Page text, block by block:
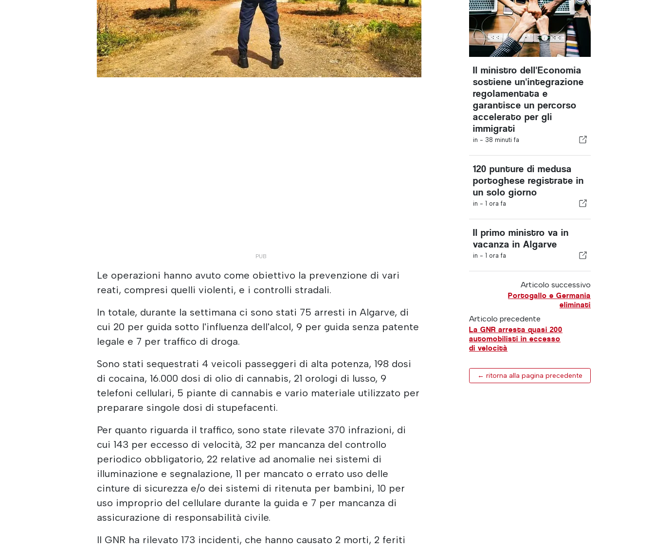
Le operazioni hanno avuto come obiettivo la prevenzione di vari
reati, compresi quelli violenti, e i controlli stradali.
In totale, durante la settimana ci sono stati 75 arresti in Algarve, di
cui 20 per guida sotto l'influenza dell'alcol, 9 per guida senza patente
legale e 7 per traffico di droga.
Sono stati sequestrati 4 veicoli passeggeri di alta potenza, 198 dosi
di cocaina, 16.000 dosi di olio di cannabis, 21 orologi di lusso, 9
telefoni cellulari, 5 piante di cannabis e vario materiale utilizzato per
preparare singole dosi di stupefacenti.
Per quanto riguarda il traffico, sono state rilevate 370 infrazioni, di
cui 143 per eccesso di velocità, 32 per mancanza del controllo
periodico obbligatorio, 22 relative ad anomalie nei sistemi di
illuminazione e segnalazione, 11 per mancato o errato uso delle
cinture di sicurezza e/o dei sistemi di ritenuta per bambini, 10 per
uso improprio del cellulare durante la guida e 7 per mancanza di
assicurazione di responsabilità civile.
Il GNR ha rilevato 173 incidenti, che hanno causato 2 morti, 2 feriti
Il ministro dell'Economia
sostiene un'integrazione
regolamentata e
garantisce un percorso
accelerato per gli
immigrati
in - 38 minuti fa
120 punture di medusa
portoghese registrate in
un solo giorno
in - 1 ora fa
Il primo ministro va in
vacanza in Algarve
in - 1 ora fa
Articolo successivo
Portogallo e Germania
eliminati
Articolo precedente
La GNR arresta quasi 200
automobilisti in eccesso
di velocità
← ritorna alla pagina precedente